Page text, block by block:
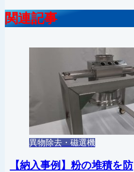
関連記事
異物除去・磁選機
【納入事例】粉の堆積を防